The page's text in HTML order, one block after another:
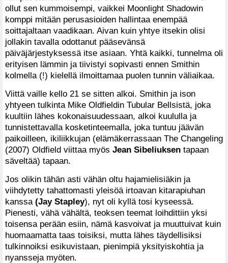
ollut sen kummoisempi, vaikkei Moonlight Shadowin
komppi mitään perusasioiden hallintaa enempää
soittajaltaan vaadikaan. Aivan kuin yhtye itsekin olisi
jollakin tavalla odottanut pääsevänsä
päiväjärjestyksessä itse asiaan. Yhtä kaikki, tunnelma oli
erityisen lämmin ja tiivistyi sopivasti ennen Smithin
kolmella (!) kielellä ilmoittamaa puolen tunnin väliaikaa.
Viittä vaille kello 21 se sitten alkoi. Smithin ja ison
yhtyeen tulkinta Mike Oldfieldin Tubular Bellsistä, joka
kuultiin lähes kokonaisuudessaan, alkoi kuululla ja
tunnistettavalla kosketinteemalla, joka tuntuu jäävän
paikoilleen, ikiliikkujan (elämäkerrassaan The Changeling
(2007) Oldfield viittaa myös Jean Sibeliuksen tapaan
säveltää) tapaan.
Jos olikin tähän asti vähän oltu hajamielisiäkin ja
viihdytetty tahattomasti yleisöä irtoavan kitarapiuhan
kanssa (Jay Stapley), nyt oli kyllä tosi kyseessä.
Pienesti, vähä vähältä, teoksen teemat loihdittiin yksi
toisensa perään esiin, nämä kasvoivat ja muuttuivat kuin
huomaamatta taas toisiksi, mutta lähes täydellisiksi
tulkinnoiksi esikuvistaan, pienimpiä yksityiskohtia ja
nyansseja myöten.